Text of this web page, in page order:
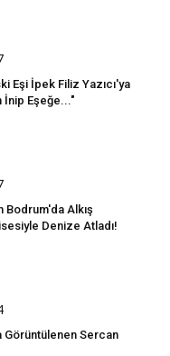
Eşi İpek Filiz Yazıcı'ya
İnip Eşeğe..."
Bodrum'da Alkış
Denize Atladı!
Görüntülenen Sercan